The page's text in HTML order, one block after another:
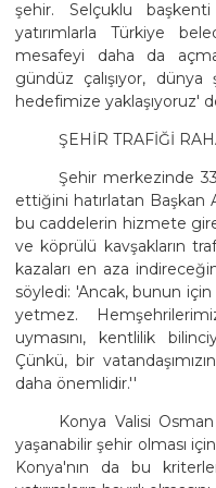
şehir. Selçuklu
yatırımlarla Türkiye
mesafeyi daha da
gündüz çalışıyor,
hedefimize yaklaşıyoruz'
ŞEHİR TRAFİĞİ
Şehir merkezinde
ettiğini hatırlatan Başkan
bu caddelerin hizmete
ve köprülü kavşakların
kazaları en aza
söyledi: 'Ancak, bunun
yetmez.
uymasını, kentlilik
Çünkü, bir
daha önemlidir.''
Konya Valisi
yaşanabilir şehir olması
Konya'nın da bu